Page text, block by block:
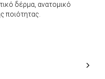
δέρμα, ανατομικό
ποιότητας.